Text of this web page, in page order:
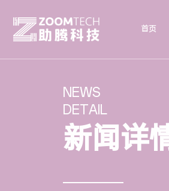
首页
NEWS
DETAIL
新闻详